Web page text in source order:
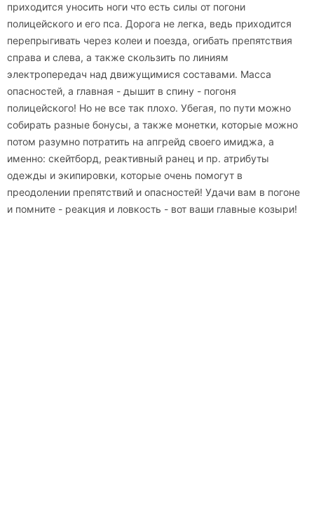
приходится уносить ноги что есть силы от погони
полицейского и его пса. Дорога не легка, ведь приходится
перепрыгивать через колеи и поезда, огибать препятствия
справа и слева, а также скользить по линиям
электропередач над движущимися составами. Масса
опасностей, а главная - дышит в спину - погоня
полицейского! Но не все так плохо. Убегая, по пути можно
собирать разные бонусы, а также монетки, которые можно
потом разумно потратить на апгрейд своего имиджа, а
именно: скейтборд, реактивный ранец и пр. атрибуты
одежды и экипировки, которые очень помогут в
преодолении препятствий и опасностей! Удачи вам в погоне
и помните - реакция и ловкость - вот ваши главные козыри!